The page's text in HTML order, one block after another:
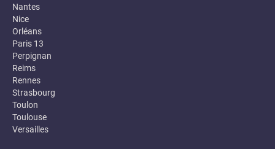
Nantes
Nice
Orléans
Paris 13
Perpignan
Reims
Rennes
Strasbourg
Toulon
Toulouse
Versailles